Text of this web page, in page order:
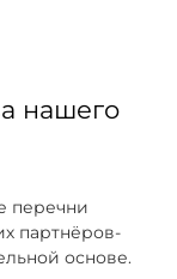
нашего
перечни
партнёров-
основе.